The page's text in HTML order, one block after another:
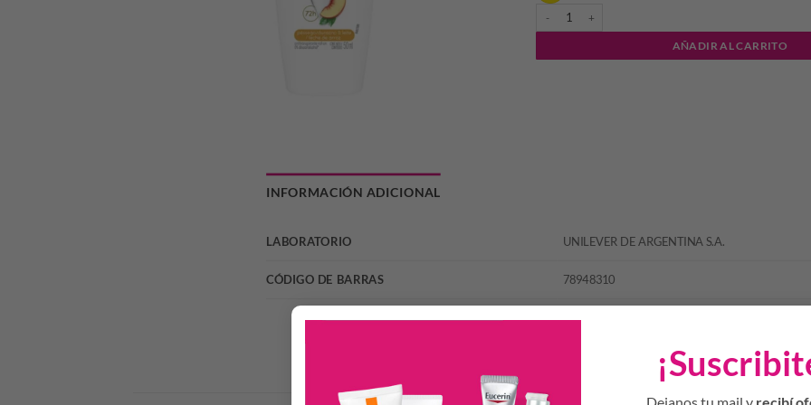
DOVE DESODORANTE ROLL ON DURAZNO 50 ML
AÑADIR AL CARRITO
INFORMACIÓN ADICIONAL
LABORATORIO UNILEVER DE ARGENTINA S.A.
CÓDIGO DE BARRAS 78948310
Productos Relacionados